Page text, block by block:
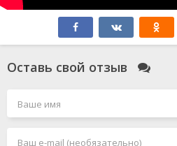
Оставь свой отзыв